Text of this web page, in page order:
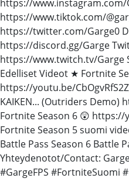
https://www.instagram.com/
https://www.tiktok.com/
https://twitter.com/Garge0
https://discord.gg/Garge
https://www.twitch.tv/Garge
Edelliset Videot ★ Fortnite
https://youtu.be/
KAIKEN... (Outriders Demo)
Fortnite Season 6 😲 https://
Fortnite Season 5 suomi
Battle Pass Season 6 Battle
Yhteydenotot/Contact:
#GargeFPS #FortniteSuomi